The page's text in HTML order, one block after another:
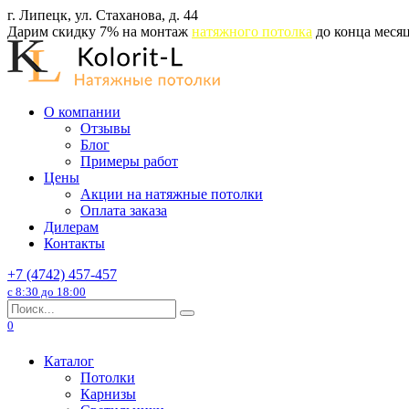
Перейти
к
содержанию
г. Липецк, ул. Стаханова, д. 44
Дарим скидку 7% на монтаж натяжного потолка до конца
О компании
Отзывы
Блог
Примеры работ
Цены
Акции на натяжные потолки
Оплата заказа
Дилерам
Контакты
+7 (4742) 457-457
с 8:30 до 18:00
Search
for:
0
Каталог
Потолки
Карнизы